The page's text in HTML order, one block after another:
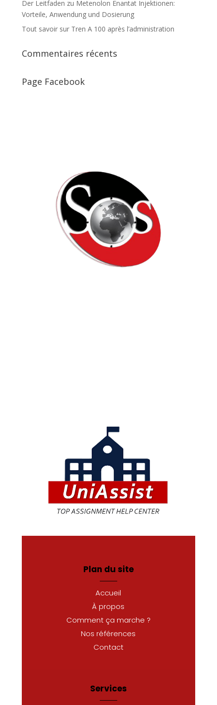
Der Leitfaden zu Metenolon Enantat Injektionen:
Vorteile, Anwendung und Dosierung
Tout savoir sur Tren A 100 après l’administration
Commentaires récents
Page Facebook
Plan du site
Accueil
À propos
Comment ça marche ?
Nos références
Contact
Services